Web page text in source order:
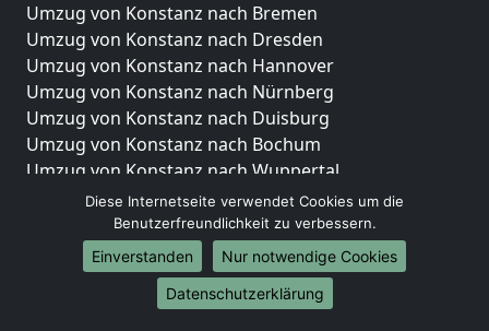
Umzug von Konstanz nach Bremen
Umzug von Konstanz nach Dresden
Umzug von Konstanz nach Hannover
Umzug von Konstanz nach Nürnberg
Umzug von Konstanz nach Duisburg
Umzug von Konstanz nach Bochum
Umzug von Konstanz nach Wuppertal
Umzug von Konstanz nach Bielefeld
Umzug von Konstanz nach Bonn
Umzug von Konstanz nach Münster
Internationale-Umzüge
Diese Internetseite verwendet Cookies um die
Benutzerfreundlichkeit zu verbessern.
Einverstanden
Nur notwendige Cookies
Datenschutzerklärung